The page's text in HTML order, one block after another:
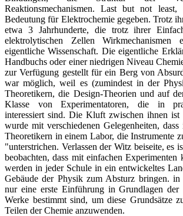
Reaktionsmechanismen. Last but not
Bedeutung für Elektrochemie gegeben. Trotz
etwa 3 Jahrhunderte, die trotz ihrer
elektrolytischen Zellen
eigentliche Wissenschaft. Die eigentliche
Handbuchs oder einer niedrigen Niveau
zur Verfügung gestellt für ein Berg von
war möglich, weil es (zumindest in der
Theoretikern, die Design-Theorien und auf
Klasse von Experimentatoren, die in
interessiert sind. Die Kluft zwischen ihnen ist
wurde mit verschiedenen Gelegenheiten,
Theoretikern in einem Labor, die Instrumente
"unterstrichen. Verlassen der Witz beiseite, es
beobachten, dass mit einfachen Experimenten
werden in jeder Schule in ein entwickeltes
Gebäude der Physik zum Absturz bringen. in
nur eine erste Einführung in Grundlagen der
Werke bestimmt sind, um diese Grundsätze
Teilen der Chemie anzuwenden.